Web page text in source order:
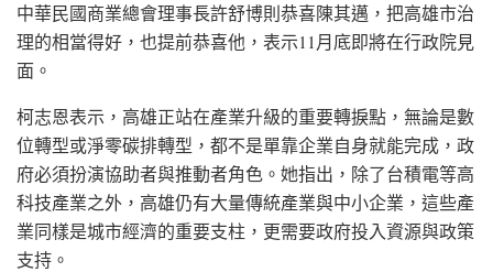
中華民國商業總會理事長許舒博則恭喜陳其邁，把高雄市治
理的相當得好，也提前恭喜他，表示11月底即將在行政院見
面。
柯志恩表示，高雄正站在產業升級的重要轉捩點，無論是數
位轉型或淨零碳排轉型，都不是單靠企業自身就能完成，政
府必須扮演協助者與推動者角色。她指出，除了台積電等高
科技產業之外，高雄仍有大量傳統產業與中小企業，這些產
業同樣是城市經濟的重要支柱，更需要政府投入資源與政策
支持。